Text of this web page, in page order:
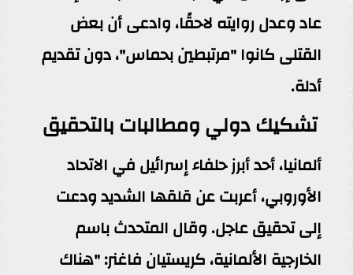
عاد وعدل روايته لاحقًا، وادعى أن بعض
القتلى كانوا "مرتبطين بحماس"، دون تقديم
أدلة.
تشكيك دولي ومطالبات بالتحقيق
ألمانيا، أحد أبرز حلفاء إسرائيل في الاتحاد
الأوروبي، أعربت عن قلقها الشديد ودعت
إلى تحقيق عاجل. وقال المتحدث باسم
الخارجية الألمانية، كريستيان فاغنر: "هناك